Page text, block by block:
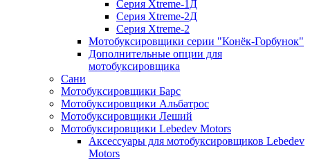
Серия Xtreme-1Д
Серия Xtreme-2Д
Серия Xtreme-2
Мотобуксировщики серии "Конёк-Горбунок"
Дополнительные опции для
мотобуксировщика
Сани
Мотобуксировщики Барс
Мотобуксировщики Альбатрос
Мотобуксировщики Леший
Мотобуксировщики Lebedev Motors
Аксессуары для мотобуксировщиков Lebedev
Motors